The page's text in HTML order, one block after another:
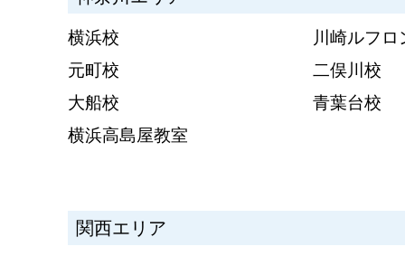
横浜校
川崎ルフロ
元町校
二俣川校
大船校
青葉台校
横浜高島屋教室
関西エリア